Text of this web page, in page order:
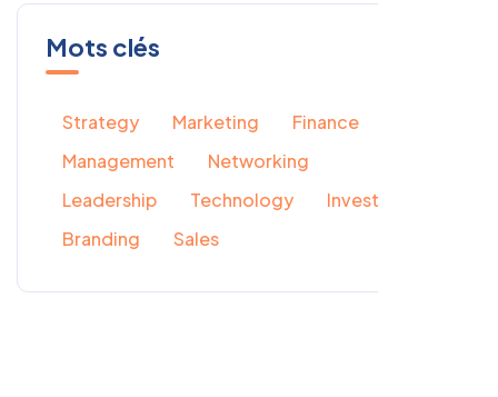
Mots clés
Strategy Marketing
Finance
Management
Networking
Leadership
Technology
Investment
Branding
Sales